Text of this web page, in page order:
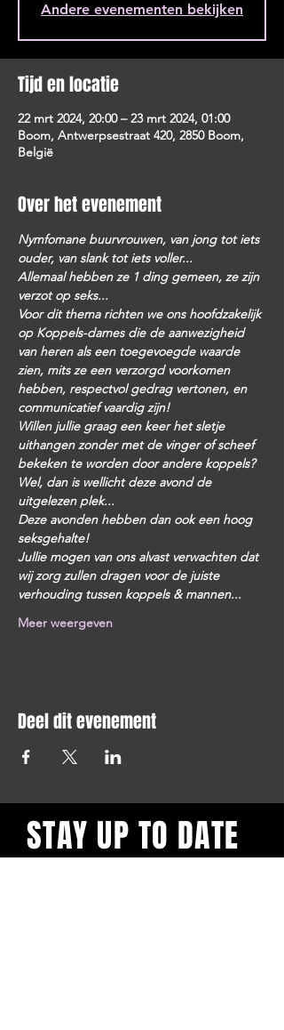
Andere evenementen bekijken
Tijd en locatie
22 mrt 2024, 20:00 – 23 mrt 2024, 01:00
Boom, Antwerpsestraat 420, 2850 Boom,
België
Over het evenement
Nymfomane buurvrouwen, van jong tot iets
ouder, van slank tot iets voller...
Allemaal hebben ze 1 ding gemeen, ze zijn
verzot op seks...
Voor dit thema richten we ons hoofdzakelijk
op Koppels-dames die de aanwezigheid
van heren als een toegevoegde waarde
zien, mits ze een verzorgd voorkomen
hebben, respectvol gedrag vertonen, en
communicatief vaardig zijn!
Willen jullie graag een keer het sletje
uithangen zonder met de vinger of scheef
bekeken te worden door andere koppels?
Wel, dan is wellicht deze avond de
uitgelezen plek...
Deze avonden hebben dan ook een hoog
seksgehalte!
Jullie mogen van ons alvast verwachten dat
wij zorg zullen dragen voor de juiste
verhouding tussen koppels & mannen...
Meer weergeven
Deel dit evenement
STAY UP TO DATE